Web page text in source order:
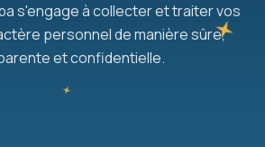
s'engage à collecter et traiter vos
personnel de manière sûre,
et confidentielle.